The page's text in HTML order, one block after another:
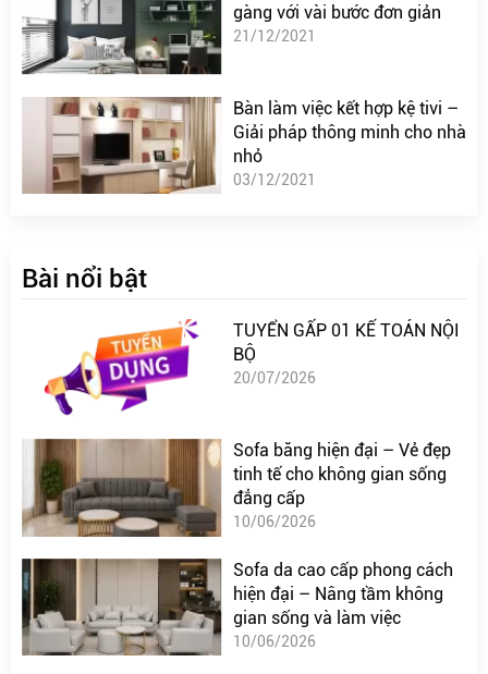
gàng với vài bước đơn giản
21/12/2021
Bàn làm việc kết hợp kệ tivi –
Giải pháp thông minh cho nhà
nhỏ
03/12/2021
Bài nổi bật
TUYỂN GẤP 01 KẾ TOÁN NỘI
BỘ
20/07/2026
Sofa băng hiện đại – Vẻ đẹp
tinh tế cho không gian sống
đẳng cấp
10/06/2026
Sofa da cao cấp phong cách
hiện đại – Nâng tầm không
gian sống và làm việc
10/06/2026